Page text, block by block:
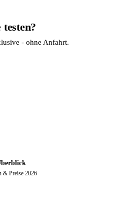
- ohne Anfahrt.
& Preise 2026